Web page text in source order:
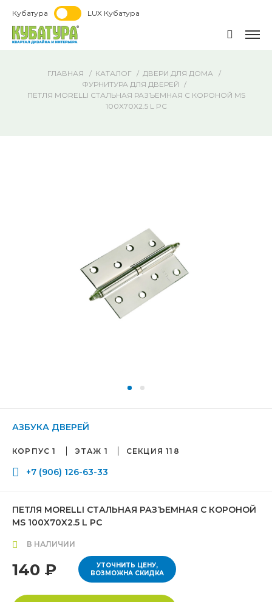
Кубатура LUX Кубатура
ГЛАВНАЯ КАТАЛОГ
ДВЕРИ ДЛЯ ДОМА
ФУРНИТУРА ДЛЯ ДВЕРЕЙ
ПЕТЛЯ MORELLI СТАЛЬНАЯ РАЗЪЕМНАЯ С КОРОНОЙ MS
100X70X2.5 L PC
АЗБУКА ДВЕРЕЙ
КОРПУС 1 ЭТАЖ 1 СЕКЦИЯ 118
+7 (906) 126-63-33
ПЕТЛЯ MORELLI СТАЛЬНАЯ РАЗЪЕМНАЯ С КОРОНОЙ
MS 100X70X2.5 L PC
В НАЛИЧИИ
140 ₽
УТОЧНИТЬ ЦЕНУ,
ВОЗМОЖНА СКИДКА